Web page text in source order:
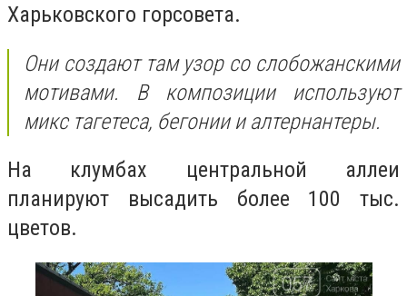
Харьковского горсовета.
Они создают там узор со слобожанскими
мотивами. В композиции используют
микс тагетеса, бегонии и алтернантеры.
На клумбах центральной аллеи
планируют высадить более 100 тыс.
цветов.